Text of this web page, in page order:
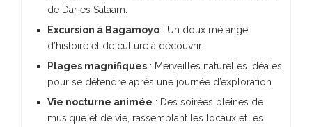
de Dar es Salaam.
Excursion à Bagamoyo : Un doux mélange
d’histoire et de culture à découvrir.
Plages magnifiques : Merveilles naturelles idéales
pour se détendre après une journée d’exploration.
Vie nocturne animée : Des soirées pleines de
musique et de vie, rassemblant les locaux et les